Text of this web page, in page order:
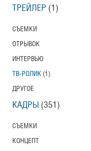
ТРЕЙЛЕР (1)
СЪЕМКИ
ОТРЫВОК
ИНТЕРВЬЮ
ТВ-РОЛИК (1)
ДРУГОЕ
КАДРЫ (351)
СЪЕМКИ
КОНЦЕПТ